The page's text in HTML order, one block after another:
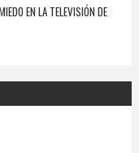
EN LA TELEVISIÓN DE